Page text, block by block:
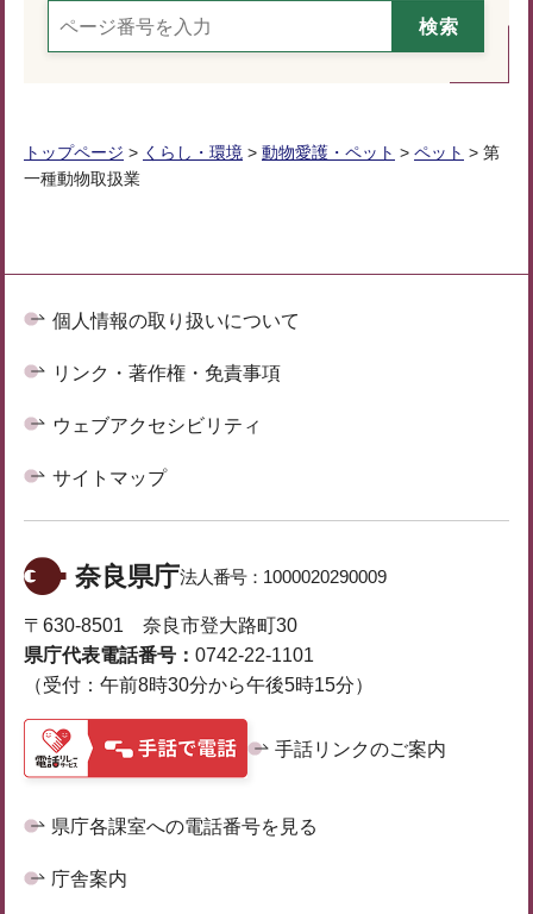
トップページ > くらし・環境 > 動物愛護・ペット > ペット > 第
一種動物取扱業
個人情報の取り扱いについて
リンク・著作権・免責事項
ウェブアクセシビリティ
サイトマップ
奈良県庁法人番号： 1000020290009
〒630-8501 奈良市登大路町30
県庁代表電話番号： 0742-22-1101
（受付：午前8時30分から午後5時15分）
手話リンクのご案内
県庁各課室への電話番号を見る
庁舎案内